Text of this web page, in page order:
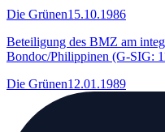
Die Grünen15.10.1986
Beteiligung des BMZ am
Bondoc/Philippinen (G-SIG:
Die Grünen12.01.1989